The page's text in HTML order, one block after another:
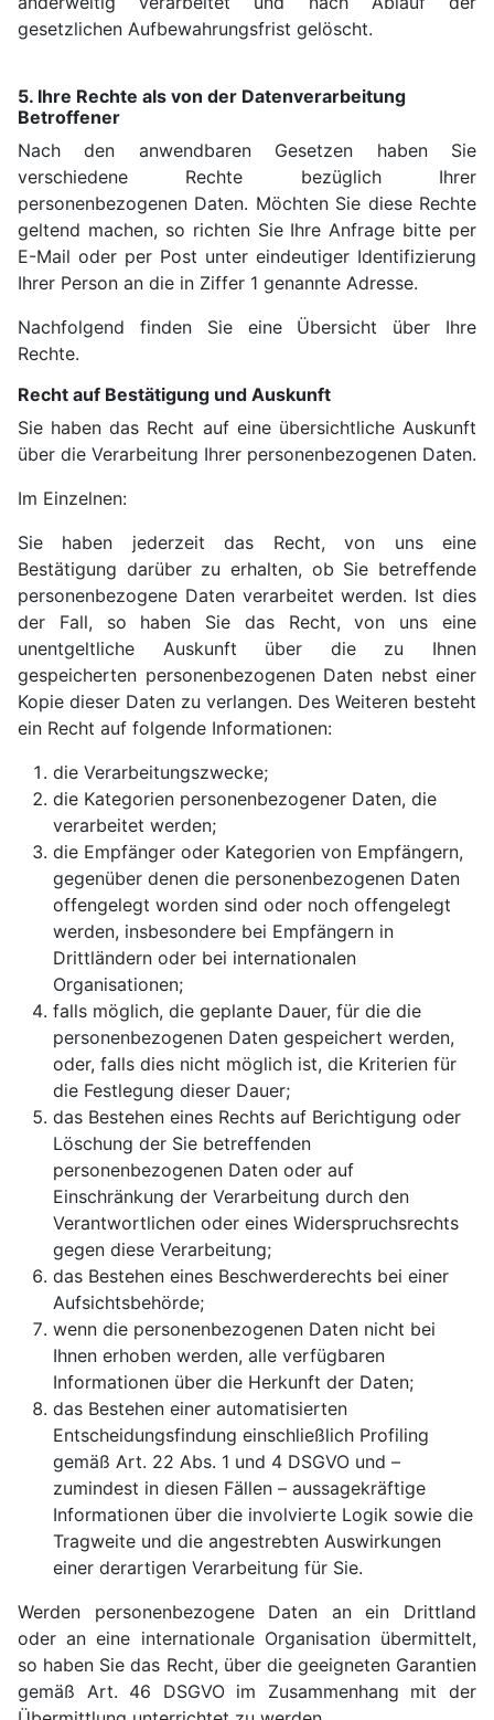
gesetzlichen Aufbewahrungsfrist gelöscht.
5. Ihre Rechte als von der Datenverarbeitung
Betroffener
Nach den anwendbaren Gesetzen haben Sie
verschiedene Rechte bezüglich Ihrer
personenbezogenen Daten. Möchten Sie diese Rechte
geltend machen, so richten Sie Ihre Anfrage bitte per
E-Mail oder per Post unter eindeutiger Identifizierung
Ihrer Person an die in Ziffer 1 genannte Adresse.
Nachfolgend finden Sie eine Übersicht über Ihre
Rechte.
Recht auf Bestätigung und Auskunft
Sie haben das Recht auf eine übersichtliche Auskunft
über die Verarbeitung Ihrer personenbezogenen Daten.
Im Einzelnen:
Sie haben jederzeit das Recht, von uns eine
Bestätigung darüber zu erhalten, ob Sie betreffende
personenbezogene Daten verarbeitet werden. Ist dies
der Fall, so haben Sie das Recht, von uns eine
unentgeltliche Auskunft über die zu Ihnen
gespeicherten personenbezogenen Daten nebst einer
Kopie dieser Daten zu verlangen. Des Weiteren besteht
ein Recht auf folgende Informationen:
die Verarbeitungszwecke;
die Kategorien personenbezogener Daten, die
verarbeitet werden;
die Empfänger oder Kategorien von Empfängern,
gegenüber denen die personenbezogenen Daten
offengelegt worden sind oder noch offengelegt
werden, insbesondere bei Empfängern in
Drittländern oder bei internationalen
Organisationen;
falls möglich, die geplante Dauer, für die die
personenbezogenen Daten gespeichert werden,
oder, falls dies nicht möglich ist, die Kriterien für
die Festlegung dieser Dauer;
das Bestehen eines Rechts auf Berichtigung oder
Löschung der Sie betreffenden
personenbezogenen Daten oder auf
Einschränkung der Verarbeitung durch den
Verantwortlichen oder eines Widerspruchsrechts
gegen diese Verarbeitung;
das Bestehen eines Beschwerderechts bei einer
Aufsichtsbehörde;
wenn die personenbezogenen Daten nicht bei
Ihnen erhoben werden, alle verfügbaren
Informationen über die Herkunft der Daten;
das Bestehen einer automatisierten
Entscheidungsfindung einschließlich Profiling
gemäß Art. 22 Abs. 1 und 4 DSGVO und –
zumindest in diesen Fällen – aussagekräftige
Informationen über die involvierte Logik sowie die
Tragweite und die angestrebten Auswirkungen
einer derartigen Verarbeitung für Sie.
Werden personenbezogene Daten an ein Drittland
oder an eine internationale Organisation übermittelt,
so haben Sie das Recht, über die geeigneten Garantien
gemäß Art. 46 DSGVO im Zusammenhang mit der